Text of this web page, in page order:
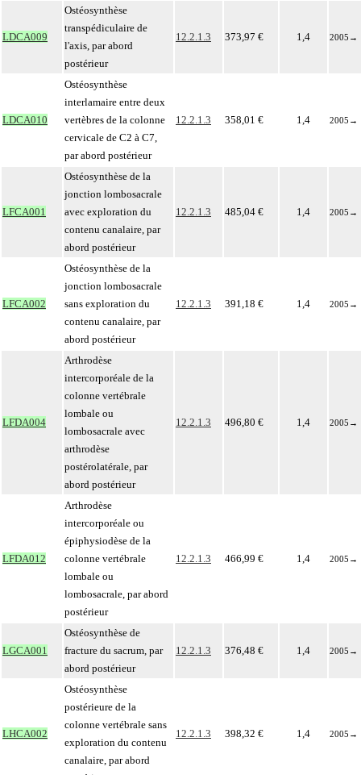
LDCA009
Ostéosynthèse
transpédiculaire de
l'axis, par abord
postérieur
12.2.1.3 373,97 € 1,4 2005 →
LDCA010
Ostéosynthèse
interlamaire entre deux
vertèbres de la colonne
cervicale de C2 à C7,
par abord postérieur
12.2.1.3 358,01 € 1,4 2005 →
LFCA001
Ostéosynthèse de la
jonction lombosacrale
avec exploration du
contenu canalaire, par
abord postérieur
12.2.1.3 485,04 € 1,4 2005 →
LFCA002
Ostéosynthèse de la
jonction lombosacrale
sans exploration du
contenu canalaire, par
abord postérieur
12.2.1.3 391,18 € 1,4 2005 →
LFDA004
Arthrodèse
intercorporéale de la
colonne vertébrale
lombale ou
lombosacrale avec
arthrodèse
postérolatérale, par
abord postérieur
12.2.1.3 496,80 € 1,4 2005 →
LFDA012
Arthrodèse
intercorporéale ou
épiphysiodèse de la
colonne vertébrale
lombale ou
lombosacrale, par abord
postérieur
12.2.1.3 466,99 € 1,4 2005 →
LGCA001
Ostéosynthèse de
fracture du sacrum, par
abord postérieur
12.2.1.3 376,48 € 1,4 2005 →
LHCA002
Ostéosynthèse
postérieure de la
colonne vertébrale sans
exploration du contenu
canalaire, par abord
12.2.1.3 398,32 € 1,4 2005 →